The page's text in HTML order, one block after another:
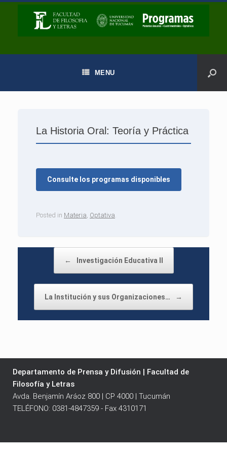
MENU
La Historia Oral: Teoría y Práctica
Consulte los programas disponibles
Posted in Materia Optativa
← Investigación Educativa II
La Institución y sus Organizaciones… →
Departamento de Prensa y Difusión | Facultad de
Filosofía y Letras
Avda. Benjamín Aráoz 800 | CP 4000 | Tucumán
TELÉFONO: 0381-4847359 - Fax 4310171